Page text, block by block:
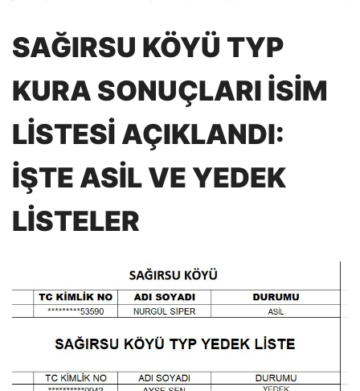
SAĞIRSU KÖYÜ TYP
KURA SONUÇLARI İSİM
LİSTESİ AÇIKLANDI:
İŞTE ASİL VE YEDEK
LİSTELER